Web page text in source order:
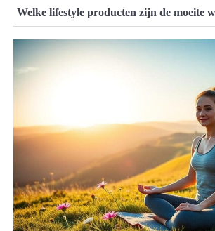
Welke lifestyle producten zijn de moeite